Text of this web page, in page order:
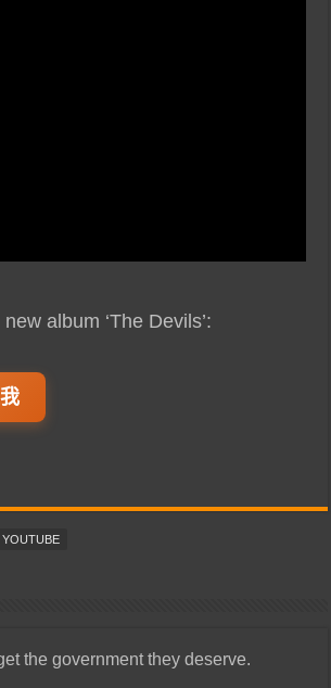
album ‘The Devils’:
YOUTUBE
the government they deserve.